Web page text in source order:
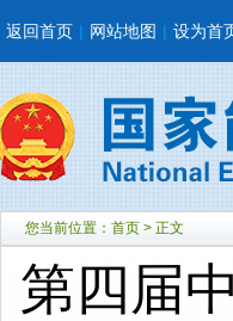
返回首页 | 网站地图 | 设为首
您当前位置： 首页 > 正文
第四届